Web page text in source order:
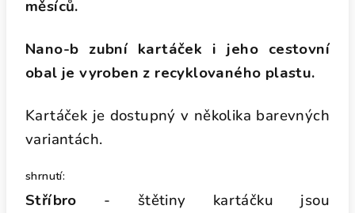
měsíců.
Nano-b zubní kartáček i jeho cestovní
obal je vyroben z recyklovaného plastu.
Kartáček je dostupný v několika barevných
variantách.
shrnutí:
Stříbro
- štětiny kartáčku jsou